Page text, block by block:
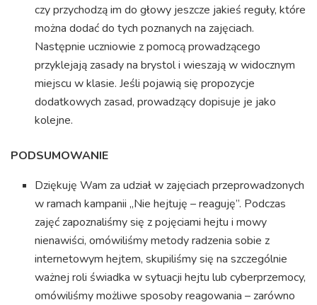
czy przychodzą im do głowy jeszcze jakieś reguły, które
można dodać do tych poznanych na zajęciach.
Następnie uczniowie z pomocą prowadzącego
przyklejają zasady na brystol i wieszają w widocznym
miejscu w klasie. Jeśli pojawią się propozycje
dodatkowych zasad, prowadzący dopisuje je jako
kolejne.
PODSUMOWANIE
Dziękuję Wam za udział w zajęciach przeprowadzonych
w ramach kampanii „Nie hejtuję – reaguję”. Podczas
zajęć zapoznaliśmy się z pojęciami hejtu i mowy
nienawiści, omówiliśmy metody radzenia sobie z
internetowym hejtem, skupiliśmy się na szczególnie
ważnej roli świadka w sytuacji hejtu lub cyberprzemocy,
omówiliśmy możliwe sposoby reagowania – zarówno